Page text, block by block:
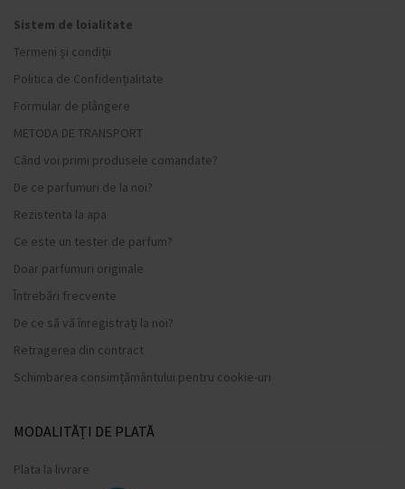
Sistem de loialitate
Termeni și condiții
Politica de Confidențialitate
Formular de plângere
METODA DE TRANSPORT
Când voi primi produsele comandate?
De ce parfumuri de la noi?
Rezistenta la apa
Ce este un tester de parfum?
Doar parfumuri originale
Întrebări frecvente
De ce să vă înregistrați la noi?
Retragerea din contract
Schimbarea consimțământului pentru cookie-uri
MODALITĂȚI DE PLATĂ
Plata la livrare